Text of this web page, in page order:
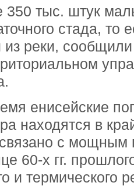
тыс. штук
стада, то
из реки,
енисейские
находятся в
с мощным
60-х гг.
и термического